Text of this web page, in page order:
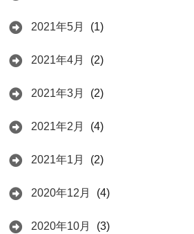
2021年5月 (1)
2021年4月 (2)
2021年3月 (2)
2021年2月 (4)
2021年1月 (2)
2020年12月 (4)
2020年10月 (3)